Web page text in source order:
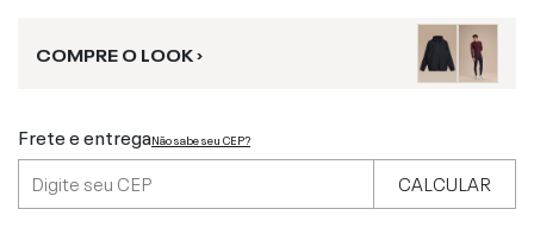
COMPRE O LOOK ›
Frete e entregaNão sabe seu CEP?
CALCULAR